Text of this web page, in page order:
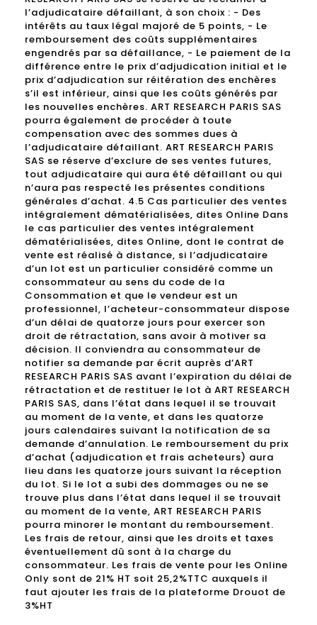
l’adjudicataire défaillant, à son choix : - Des
intérêts au taux légal majoré de 5 points, - Le
remboursement des coûts supplémentaires
engendrés par sa défaillance, - Le paiement de la
différence entre le prix d’adjudication initial et le
prix d’adjudication sur réitération des enchères
s’il est inférieur, ainsi que les coûts générés par
les nouvelles enchères. ART RESEARCH PARIS SAS
pourra également de procéder à toute
compensation avec des sommes dues à
l’adjudicataire défaillant. ART RESEARCH PARIS
SAS se réserve d’exclure de ses ventes futures,
tout adjudicataire qui aura été défaillant ou qui
n’aura pas respecté les présentes conditions
générales d’achat. 4.5 Cas particulier des ventes
intégralement dématérialisées, dites Online Dans
le cas particulier des ventes intégralement
dématérialisées, dites Online, dont le contrat de
vente est réalisé à distance, si l’adjudicataire
d’un lot est un particulier considéré comme un
consommateur au sens du code de la
Consommation et que le vendeur est un
professionnel, l’acheteur-consommateur dispose
d’un délai de quatorze jours pour exercer son
droit de rétractation, sans avoir à motiver sa
décision. Il conviendra au consommateur de
notifier sa demande par écrit auprès d’ART
RESEARCH PARIS SAS avant l’expiration du délai de
rétractation et de restituer le lot à ART RESEARCH
PARIS SAS, dans l’état dans lequel il se trouvait
au moment de la vente, et dans les quatorze
jours calendaires suivant la notification de sa
demande d’annulation. Le remboursement du prix
d’achat (adjudication et frais acheteurs) aura
lieu dans les quatorze jours suivant la réception
du lot. Si le lot a subi des dommages ou ne se
trouve plus dans l’état dans lequel il se trouvait
au moment de la vente, ART RESEARCH PARIS
pourra minorer le montant du remboursement.
Les frais de retour, ainsi que les droits et taxes
éventuellement dû sont à la charge du
consommateur. Les frais de vente pour les Online
Only sont de 21% HT soit 25,2%TTC auxquels il
faut ajouter les frais de la plateforme Drouot de
3%HT